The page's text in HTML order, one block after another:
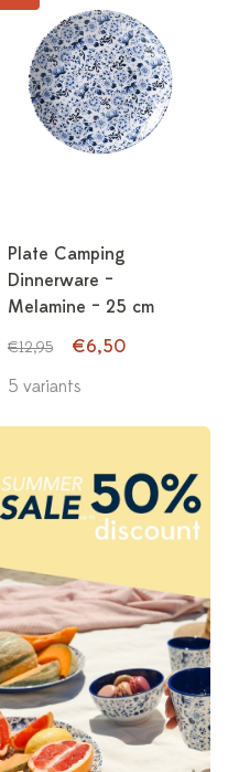
Plate Camping
Dinnerware –
Melamine – 25 cm
€12,95
€6,50
5 variants